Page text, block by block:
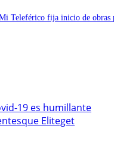
Teleférico fija inicio de obras
19 es humillante
Eliteget